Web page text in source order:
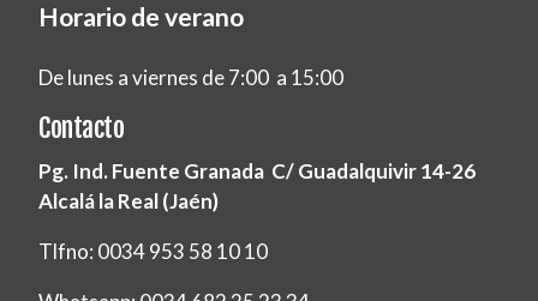
Horario de verano
De lunes a viernes de 7:00 a 15:00
Contacto
Pg. Ind. Fuente Granada C/ Guadalquivir 14-26
Alcalá la Real (Jaén)
Tlfno: 0034 953 58 10 10